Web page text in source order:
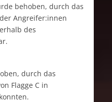
behoben, durch das
Angreifer:innen
des
durch das
Flagge C in